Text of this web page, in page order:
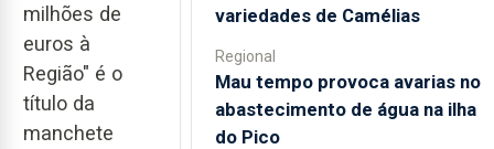
milhões de
euros à
Região" é o
título da
manchete
variedades de Camélias
Regional
Mau tempo provoca avarias no
abastecimento de água na ilha
do Pico